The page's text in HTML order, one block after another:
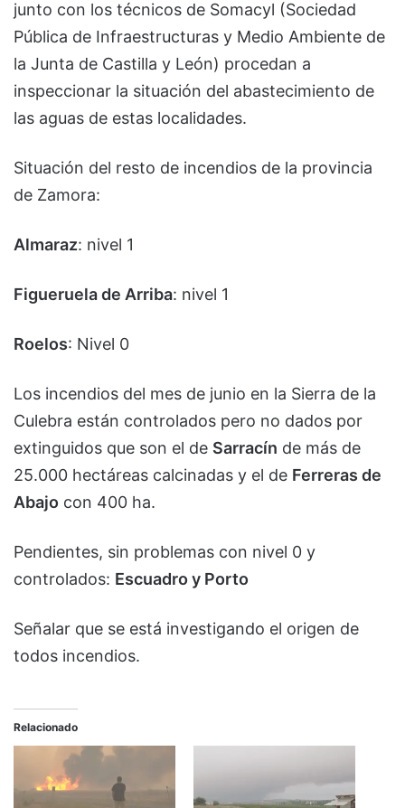
junto con los técnicos de Somacyl (Sociedad
Pública de Infraestructuras y Medio Ambiente de
la Junta de Castilla y León) procedan a
inspeccionar la situación del abastecimiento de
las aguas de estas localidades.
Situación del resto de incendios de la provincia
de Zamora:
Almaraz: nivel 1
Figueruela de Arriba: nivel 1
Roelos: Nivel 0
Los incendios del mes de junio en la Sierra de la
Culebra están controlados pero no dados por
extinguidos que son el de Sarracín de más de
25.000 hectáreas calcinadas y el de Ferreras de
Abajo con 400 ha.
Pendientes, sin problemas con nivel 0 y
controlados: Escuadro y Porto
Señalar que se está investigando el origen de
todos incendios.
Relacionado